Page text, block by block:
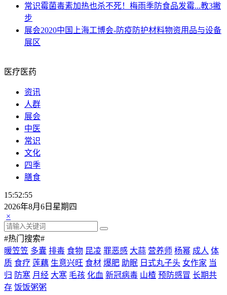
常识霉菌毒素加热也杀不死！梅雨季防食品发霉...教3撇
步
展会2020中国上海工博会-防疫防护材料物资用品与设备
展区
医疗医药
资讯
人群
展会
中医
常识
文化
四季
膳食
15:52:55
2026年8月6日星期四
×
#热门搜索#
暖笠笠 多囊 排毒 食物 昆凌 罪恶感 大蒜 营养师 杨幂 成人 体
质 食疗 莲藕 生意兴旺 食材 爆肥 助眠 日式丸子头 女作家 当
归 防寒 月经 大寒 毛孩 化血 新冠病毒 山楂 预防感冒 长期共
存 饭饭粥粥